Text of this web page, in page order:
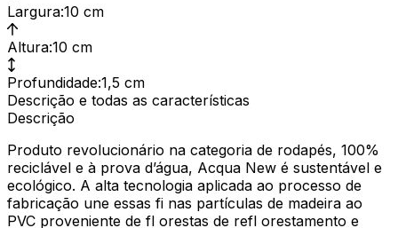
Largura:10 cm
Altura:10 cm
Profundidade:1,5 cm
Descrição e todas as características
Descrição
Produto revolucionário na categoria de rodapés, 100%
reciclável e à prova d’água, Acqua New é sustentável e
ecológico. A alta tecnologia aplicada ao processo de
fabricação une essas fi nas partículas de madeira ao
PVC proveniente de fl orestas de refl orestamento e